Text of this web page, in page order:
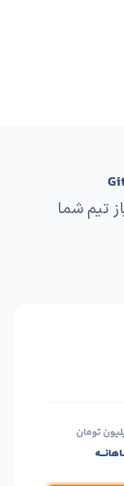
تیم شما
تومان